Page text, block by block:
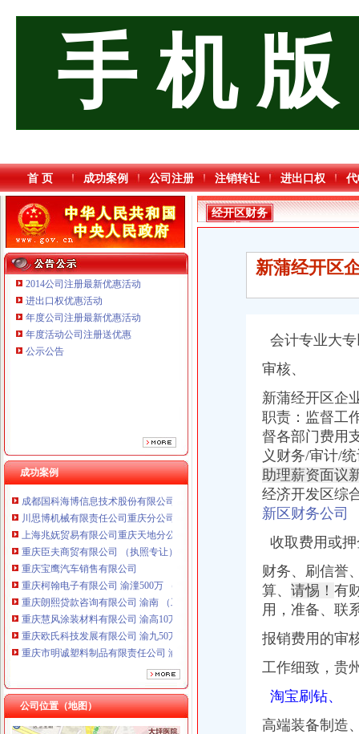
手 机 版
首 页 成功案例 公司注册 注销转让 进出口权
2014公司注册最新优惠活动
进出口权优惠活动
年度公司注册最新优惠活动
年度活动公司注册送优惠
公示公告
成功案例
重庆臣夫商贸有限公司 （执照专让）
重庆欧氏科技发展有限公司 渝九50万 （进出口权）
重庆市明诚塑料制品有限责任公司 渝高100万 （进出口权）
重庆瑾崇进出口贸易有限公司 渝中100万 （进出口权）
成都国科海博信息技术股份有限公司重庆分公司 渝江 （工商注册）
川思博机械有限责任公司重庆分公司 渝江 （工商注册）
上海兆妩贸易有限公司重庆天地分公司 渝中 （工商注册）
重庆臣夫商贸有限公司 （执照专让）
重庆宝鹰汽车销售有限公司
重庆柯翰电子有限公司 渝潼500万 （进出口权）
重庆朗熙贷款咨询有限公司 渝南 （工商注册）
重庆慧风涂装材料有限公司 渝高10万 （工商注册）
重庆欧氏科技发展有限公司 渝九50万 （进出口权）
重庆市明诚塑料制品有限责任公司 渝高100万 （进出口权）
重庆瑾崇进出口贸易有限公司 渝中100万 （进出口权）
成都国科海博信息技术股份有限公司重庆分公司 渝江 （工商注册）
川思博机械有限责任公司重庆分公司 渝江 （工商注册）
上海兆妩贸易有限公司重庆天地分公司 渝中 （工商注册）
公司位置（地图）
经开区财务
公司
新蒲经开区
会计专业大
审核、
新蒲经开区企
职责： 监督工
督各部门费用
义财务/审计/
助理薪资面议
经济开发区综
新区财务公司
收取费用或
财务、刷信誉
算、 请惕！ 有
用，准备、联
报销费用的审
工作细致， 贵
淘宝刷钻、
高端装备制造